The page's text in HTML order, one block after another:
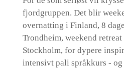
fjordgruppen. Det blir
overnatting i Finland, 8
Trondheim, weekend
Stockholm, for dypere
intensivt pali språkkurs -